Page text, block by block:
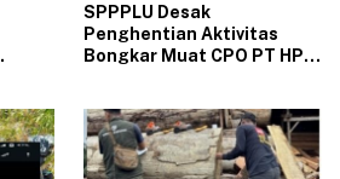
‎SPPPLU Desak
Penghentian Aktivitas
Bongkar Muat CPO PT HPP